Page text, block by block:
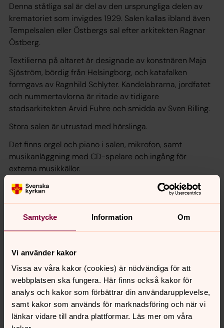
Samtycke Information Om
Vi använder kakor
Vissa av våra kakor (cookies) är nödvändiga för att
webbplatsen ska fungera. Här finns också kakor för
analys och kakor som förbättrar din användarupplevelse,
samt kakor som används för marknadsföring och när vi
länkar vidare till andra plattformar. Läs mer om våra
Denna ståtliga sal är del av den ursprungliga delen av
krematoriet som invigdes 1929. Salen kallas ibland även
Tempelsalen eller Östbergs sal efter arkitekten Ragnar
Östberg.
Textilierna på altaret är designade av konstnären Maja
Sjöström, bördig från Helsingborg, och katafalken
formgavs av Ragnhild Schlyter. Kandelabrarna, jordfatet
och nummertavlorna är ritade av tidigare
stadsarkitekten Arvid Fuhre och smidda av Sven Billing.
Stora salen är utrustad med hörslinga.
Det finns orgel och piano i salen, mikrofon, samt
musikanläggning med CD-spelare och ingång för
externa musikkällor.
Stora salen är tillgänglighetsanpassad. Det finns en
toalett i anslutning till salen men den är tyvärr inte
toalett finns i anslutning till parkeringsplatsen nordost
om krematoriet.
Stora salen på Krematoriet har plats för 135 personer,
detta antal inkluderar även präster, eventuella musiker
eller körer samt övrig personal som arbetar runt
begravningen.
Adress